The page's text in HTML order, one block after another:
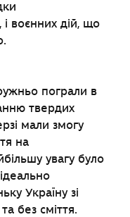
воєнних дій, що
пограли в
твердих
мали змогу
на
увагу було
Україну зі
без сміття.